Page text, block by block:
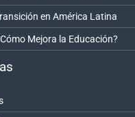
en América Latina
Mejora la Educación?